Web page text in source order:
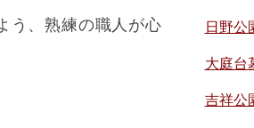
う、熟練の職人が心
日野公
大庭台
吉祥公